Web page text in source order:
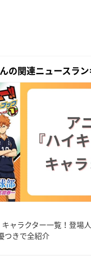
の関連ニュースラン
キャラクター一覧！登場
つきで全紹介